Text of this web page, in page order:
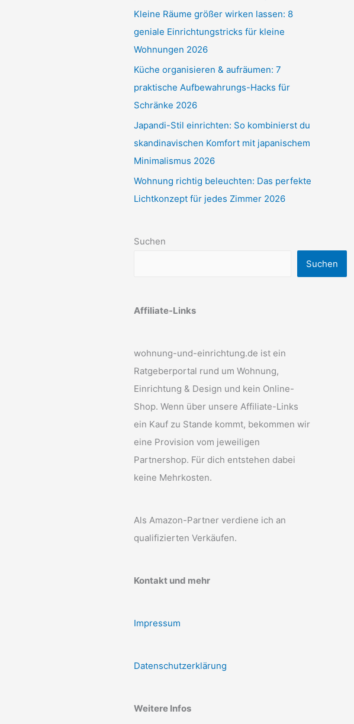
Kleine Räume größer wirken lassen: 8
geniale Einrichtungstricks für kleine
Wohnungen 2026
Küche organisieren & aufräumen: 7
praktische Aufbewahrungs-Hacks für
Schränke 2026
Japandi-Stil einrichten: So kombinierst du
skandinavischen Komfort mit japanischem
Minimalismus 2026
Wohnung richtig beleuchten: Das perfekte
Lichtkonzept für jedes Zimmer 2026
Suchen
Suchen
Affiliate-Links
wohnung-und-einrichtung.de ist ein
Ratgeberportal rund um Wohnung,
Einrichtung & Design und kein Online-
Shop. Wenn über unsere Affiliate-Links
ein Kauf zu Stande kommt, bekommen wir
eine Provision vom jeweiligen
Partnershop. Für dich entstehen dabei
keine Mehrkosten.
Als Amazon-Partner verdiene ich an
qualifizierten Verkäufen.
Kontakt und mehr
Impressum
Datenschutzerklärung
Weitere Infos